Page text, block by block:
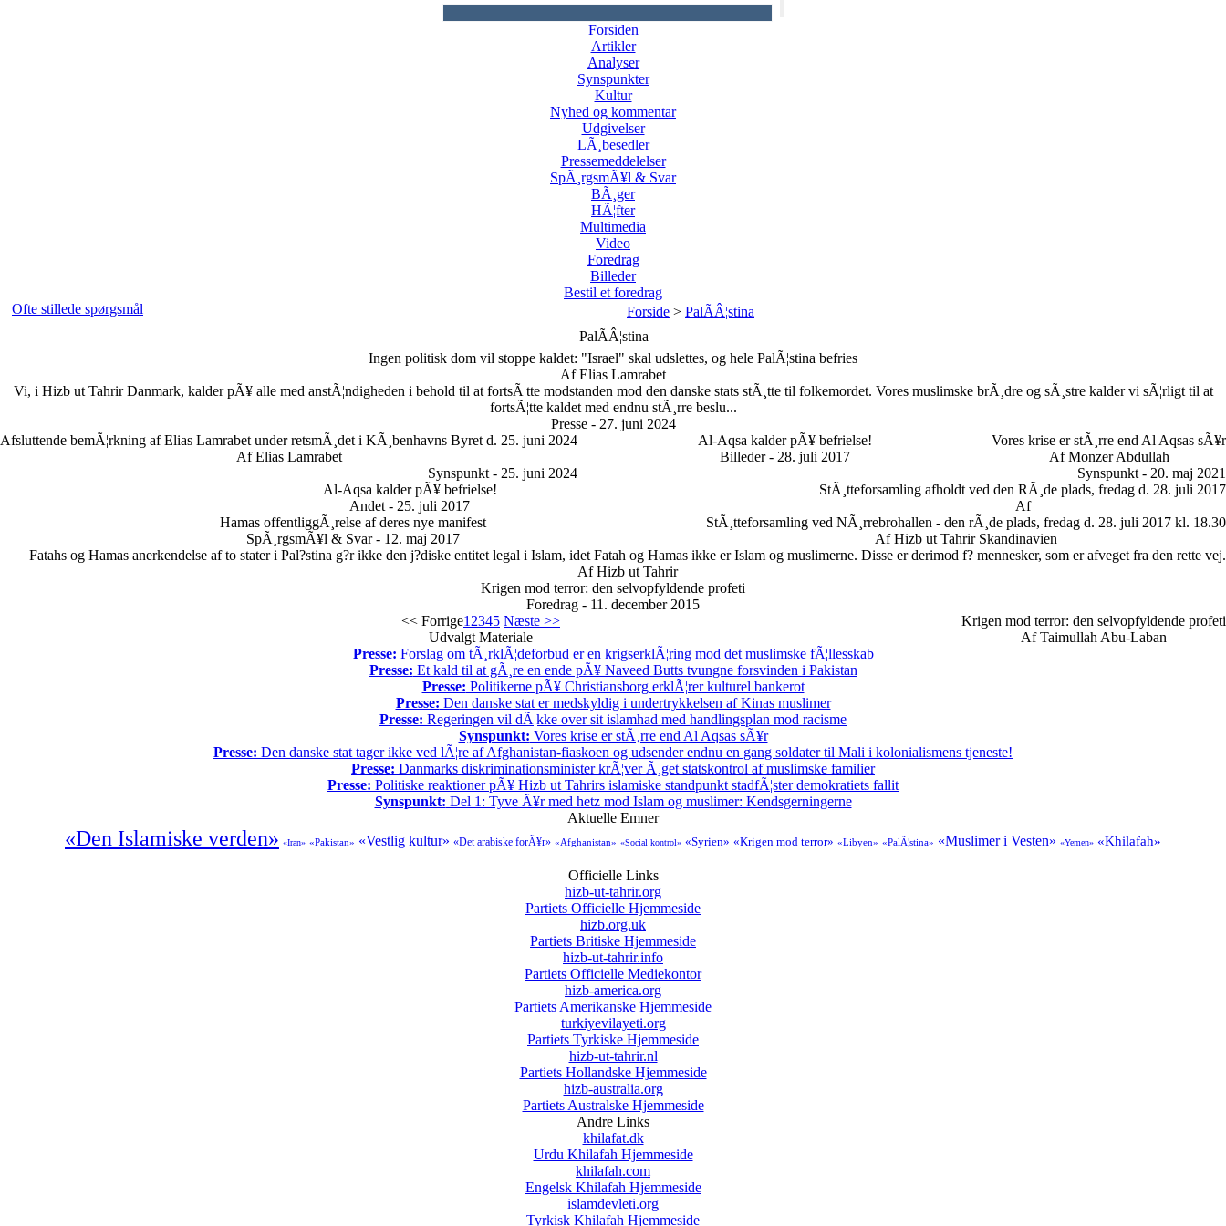
Forsiden
Artikler
Analyser
Synspunkter
Kultur
Nyhed og kommentar
Udgivelser
LÃ¸besedler
Pressemeddelelser
SpÃ¸rgsmÃ¥l & Svar
BÃ¸ger
HÃ¦fter
Multimedia
Video
Foredrag
Billeder
Bestil et foredrag
Ofte stillede spørgsmål
Forside > PalÃÂ¦stina
PalÃÂ¦stina
Ingen politisk dom vil stoppe kaldet: "Israel" skal udslettes, og hele PalÃ¦stina befries
Af Elias Lamrabet
Vi, i Hizb ut Tahrir Danmark, kalder pÃ¥ alle med anstÃ¦ndigheden i behold til at fortsÃ¦tte modstanden mod den danske stats stÃ¸tte til folkemordet. Vores muslimske brÃ¸dre og sÃ¸stre kalder vi sÃ¦rligt til at
fortsÃ¦tte kaldet med endnu stÃ¸rre beslu...
Presse - 27. juni 2024
Afsluttende bemÃ¦rkning af Elias Lamrabet under retsmÃ¸det i KÃ¸benhavns Byret d. 25. juni 2024
Af Elias Lamrabet
Synspunkt - 25. juni 2024
Vores krise er stÃ¸rre end Al Aqsas sÃ¥r
Af Monzer Abdullah
Synspunkt - 20. maj 2021
Al-Aqsa kalder pÃ¥ befrielse!
Billeder - 28. juli 2017
StÃ¸tteforsamling afholdt ved den RÃ¸de plads, fredag d. 28. juli 2017
Af
Al-Aqsa kalder pÃ¥ befrielse!
Andet - 25. juli 2017
StÃ¸tteforsamling ved NÃ¸rrebrohallen - den rÃ¸de plads, fredag d. 28. juli 2017 kl. 18.30
Af Hizb ut Tahrir Skandinavien
Hamas offentliggÃ¸relse af deres nye manifest
SpÃ¸rgsmÃ¥l & Svar - 12. maj 2017
Fatahs og Hamas anerkendelse af to stater i Pal?stina g?r ikke den j?diske entitet legal i Islam, idet Fatah og Hamas ikke er Islam og muslimerne. Disse er derimod f? mennesker, som er afveget fra den rette vej.
Af Hizb ut Tahrir
Krigen mod terror: den selvopfyldende profeti
Foredrag - 11. december 2015
Krigen mod terror: den selvopfyldende profeti
Af Taimullah Abu-Laban
<< Forrige1 2345 Næste >>
Udvalgt Materiale
Presse: Forslag om tÃ¸rklÃ¦deforbud er en krigserklÃ¦ring mod det muslimske fÃ¦llesskab
Presse: Et kald til at gÃ¸re en ende pÃ¥ Naveed Butts tvungne forsvinden i Pakistan
Presse: Politikerne pÃ¥ Christiansborg erklÃ¦rer kulturel bankerot
Presse: Den danske stat er medskyldig i undertrykkelsen af Kinas muslimer
Presse: Regeringen vil dÃ¦kke over sit islamhad med handlingsplan mod racisme
Synspunkt: Vores krise er stÃ¸rre end Al Aqsas sÃ¥r
Presse: Den danske stat tager ikke ved lÃ¦re af Afghanistan-fiaskoen og udsender endnu en gang soldater til Mali i kolonialismens tjeneste!
Presse: Danmarks diskriminationsminister krÃ¦ver Ã¸get statskontrol af muslimske familier
Presse: Politiske reaktioner pÃ¥ Hizb ut Tahrirs islamiske standpunkt stadfÃ¦ster demokratiets fallit
Synspunkt: Del 1: Tyve Ã¥r med hetz mod Islam og muslimer: Kendsgerningerne
Aktuelle Emner
«Den Islamiske verden» «Iran» «Pakistan» «Vestlig kultur» «Det arabiske forÃ¥r» «Afghanistan» «Social kontrol» «Syrien» «Krigen mod terror» «Libyen» «PalÃ¦stina» «Muslimer i Vesten» «Yemen» «Khilafah»
Officielle Links
hizb-ut-tahrir.org
Partiets Officielle Hjemmeside
hizb.org.uk
Partiets Britiske Hjemmeside
hizb-ut-tahrir.info
Partiets Officielle Mediekontor
hizb-america.org
Partiets Amerikanske Hjemmeside
turkiyevilayeti.org
Partiets Tyrkiske Hjemmeside
hizb-ut-tahrir.nl
Partiets Hollandske Hjemmeside
hizb-australia.org
Partiets Australske Hjemmeside
Andre Links
khilafat.dk
Urdu Khilafah Hjemmeside
khilafah.com
Engelsk Khilafah Hjemmeside
islamdevleti.org
Tyrkisk Khilafah Hjemmeside